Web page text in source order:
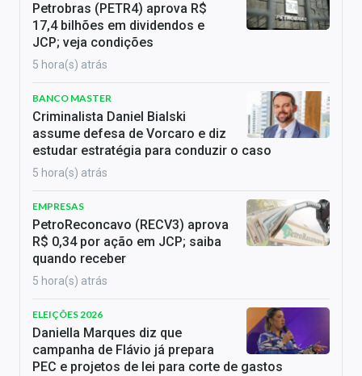
Petrobras (PETR4) aprova R$
17,4 bilhões em dividendos e
JCP; veja condições
5 hora(s) atrás
BANCO MASTER
Criminalista Daniel Bialski
assume defesa de Vorcaro e diz
estudar estratégia para conduzir o caso
5 hora(s) atrás
EMPRESAS
PetroReconcavo (RECV3) aprova
R$ 0,34 por ação em JCP; saiba
quando receber
5 hora(s) atrás
ELEIÇÕES 2026
Daniella Marques diz que
campanha de Flávio já prepara
PEC e projetos de lei para corte de gastos